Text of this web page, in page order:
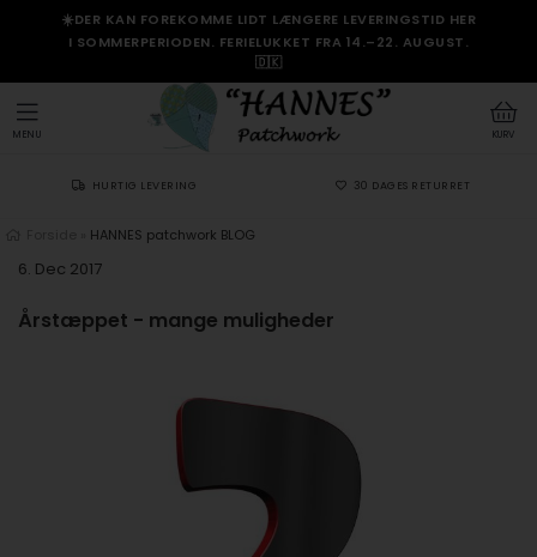
☀️DER KAN FOREKOMME LIDT LÆNGERE LEVERINGSTID HER
I SOMMERPERIODEN. FERIELUKKET FRA 14.–22. AUGUST.
🇩🇰
KURV
MENU
HURTIG LEVERING 30 DAGES RETURRET
HANNES patchwork BLOG
6. Dec 2017
Årstæppet - mange muligheder